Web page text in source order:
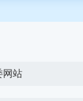
网站